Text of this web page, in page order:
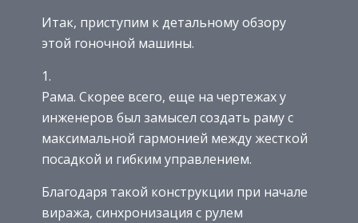
Итак, приступим к детальному обзору
этой гоночной машины.
Рама. Скорее всего, еще на чертежах у
инженеров был замысел создать раму с
максимальной гармонией между жесткой
посадкой и гибким управлением.
Благодаря такой конструкции при начале
виража, синхронизация с рулем